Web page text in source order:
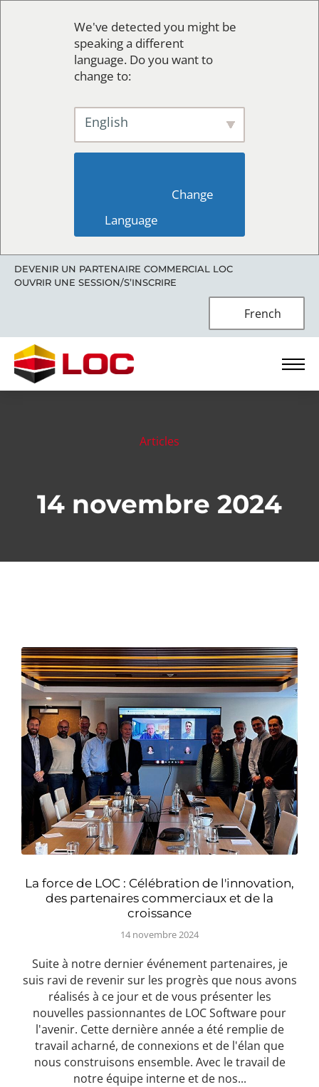
We've detected you might be
speaking a different
language. Do you want to
change to:
English
Language
DEVENIR UN PARTENAIRE COMMERCIAL LOC
OUVRIR UNE SESSION/S’INSCRIRE
French
Articles
14 novembre 2024
La force de LOC : Célébration de l'innovation,
des partenaires commerciaux et de la
croissance
14 novembre 2024
Suite à notre dernier événement partenaires, je
suis ravi de revenir sur les progrès que nous avons
réalisés à ce jour et de vous présenter les
nouvelles passionnantes de LOC Software pour
l'avenir. Cette dernière année a été remplie de
travail acharné, de connexions et de l'élan que
nous construisons ensemble. Avec le travail de
notre équipe interne et de nos...